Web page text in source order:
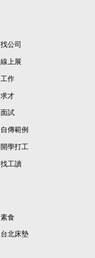
找公司
線上展
工作
求才
面試
自傳範例
開學打工
找工讀
素食
台北床墊